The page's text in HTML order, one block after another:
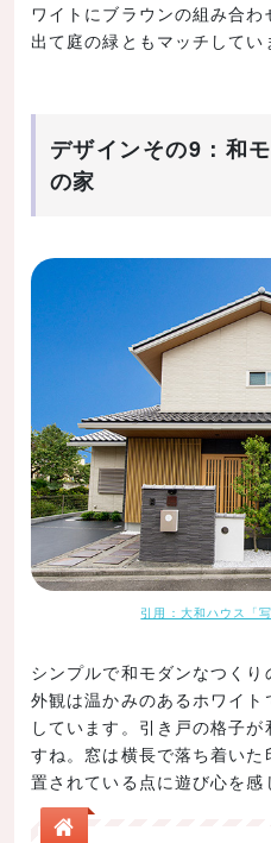
ワイトにブラウンの組み合
出て庭の緑ともマッチしてい
デザインその9：和
の家
引用：大和ハウス「
シンプルで和モダンなつく
外観は温かみのあるホワイ
しています。引き戸の格子
すね。窓は横長で落ち着い
置されている点に遊び心を感